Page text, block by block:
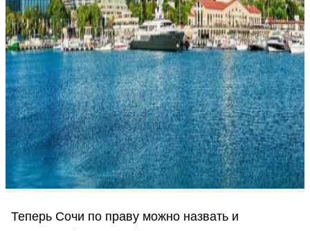
Теперь Сочи по праву можно назвать и